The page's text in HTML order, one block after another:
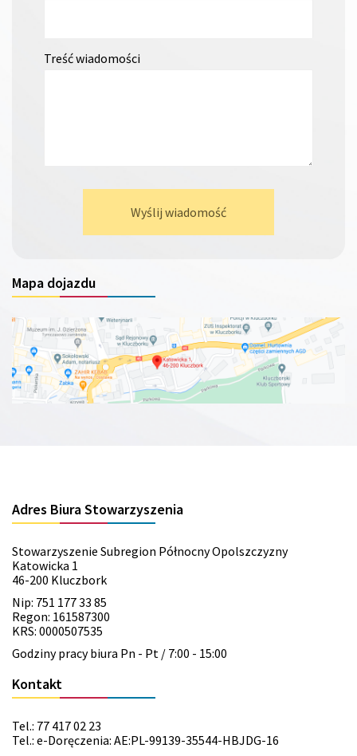
Treść wiadomości
Wyślij wiadomość
Mapa dojazdu
Adres Biura Stowarzyszenia
Stowarzyszenie Subregion Północny Opolszczyzny
Katowicka 1
46-200 Kluczbork
Nip: 751 177 33 85
Regon: 161587300
KRS: 0000507535
Godziny pracy biura Pn - Pt / 7:00 - 15:00
Kontakt
Tel.: 77 417 02 23
Tel.: e-Doręczenia: AE:PL-99139-35544-HBJDG-16